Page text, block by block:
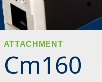
ATTACHMENT
Cm160